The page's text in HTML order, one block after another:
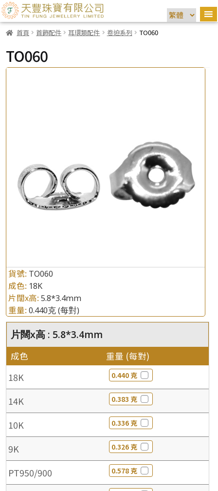
首頁 首飾配件 耳環類配件 卷迫系列 TO060
TO060
貨號: TO060
成色: 18K
片闊x高: 5.8*3.4mm
重量: 0.440克(每對)
片闊x高 : 5.8*3.4mm
成色 重量 (每對)
18K 0.440 克
14K 0.383 克
10K 0.336 克
9K 0.326 克
PT950/900 0.578 克